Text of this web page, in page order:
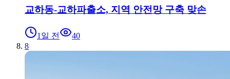
교하동-교하파출소, 지역 안전망 구축 맞손
1일 전
40
8